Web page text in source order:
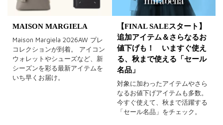
MAISON MARGIELA
Maison Margiela 2026AW プレ
コレクションが到着。 アイコン
ウォレットやシューズなど、新
シーズンを彩る最新アイテムを
いち早くお届け。
【FINAL SALEスタート】
追加アイテム＆さらなるお
値下げも！ いますぐ使え
る、秋まで使える「セール
名品」
対象に加わったアイテムやさら
なるお値下げアイテムも多数。
今すぐ使えて、秋まで活躍する
「セール名品」をチェック。